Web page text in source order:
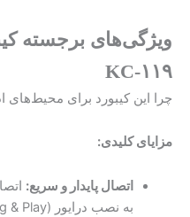
ویژگی‌های برجسته
KC-۱۱۹
چرا این کیبورد برای
مزایای کلیدی:
اتصال پایدار و سریع:
به نصب درایور (Plug & Play).